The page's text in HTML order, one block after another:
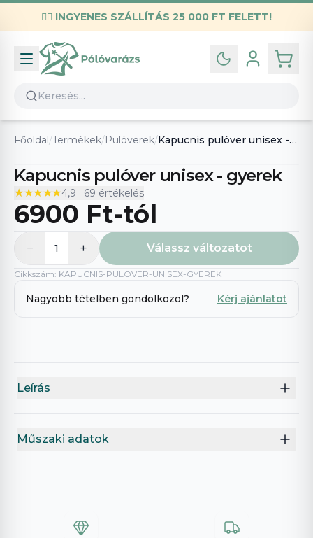
✌🏼 INGYENES SZÁLLÍTÁS 25 000 FT FELETT!
Infó
Kapcsolat
GYIK
Általános szerződési feltételek
Adatvédelmi nyilatkozat
Főoldal /Termékek/Pulóverek/ Kapucnis pulóver unisex - gyerek
Kapucnis pulóver unisex - gyerek
★★★★★
★★★★★4,9 · 69 értékelés
6900 Ft-tól
− 1 + Válassz változatot
Cikkszám: KAPUCNIS-PULOVER-UNISEX-GYEREK
Nagyobb tételben gondolkozol? Kérj ajánlatot
Leírás
Műszaki adatok